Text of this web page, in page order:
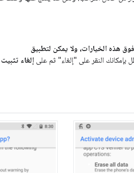
هذه الخيارات، ولا يمكن لتطبيق
بإمكانك النقر على "إلغاء" ثم على إلغاء تثبيت